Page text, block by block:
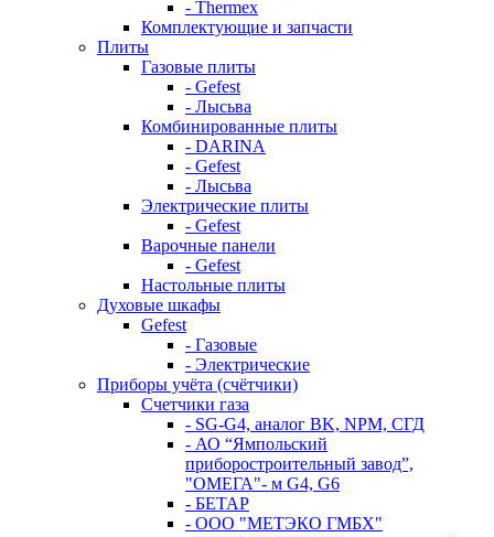
- Thermex
Комплектующие и запчасти
Плиты
Газовые плиты
- Gefest
- Лысьва
Комбинированные плиты
- DARINA
- Gefest
- Лысьва
Электрические плиты
- Gefest
Варочные панели
- Gefest
Настольные плиты
Духовые шкафы
Gefest
- Газовые
- Электрические
Приборы учёта (счётчики)
Счетчики газа
- SG-G4, аналог BK, NPM, СГД
- АО “Ямпольский
приборостроительный завод”,
"ОМЕГА"- м G4, G6
- БЕТАР
- ООО "МЕТЭКО ГМБХ"